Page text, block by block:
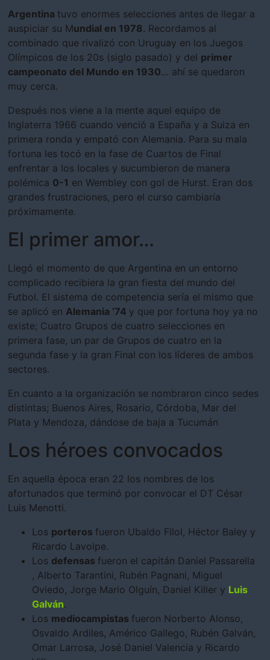
Argentina tuvo enormes selecciones antes de llegar a
auspiciar su Mundial en 1978. Recordamos al
combinado que rivalizó con Uruguay en los Juegos
Olímpicos de los 20s (siglo pasado) y del primer
campeonato del Mundo en 1930… ahí se quedaron
muy cerca.
Después nos viene a la mente aquel equipo de
Inglaterra 1966 cuando venció a España y a Suiza en
primera ronda y empató con Alemania. Para su mala
fortuna les tocó en la fase de Cuartos de Final
enfrentar a los locales y sucumbieron de manera
polémica 0-1 en Wembley con gol de Hurst. Eran dos
grandes frustraciones, pero el curso cambiaría
próximamente.
El primer amor…
Llegó el momento de que Argentina en un entorno
complicado recibiera la gran fiesta del mundo del
Futbol. El sistema de competencia sería el mismo que
se aplicó en Alemania ’74 y que por fortuna hoy ya no
existe; Cuatro Grupos de cuatro selecciones en
primera fase, un par de Grupos de cuatro en la
segunda fase y la gran Final con los líderes de ambos
sectores.
En cuanto a la organización se nombraron cinco sedes
distintas; Buenos Aires, Rosario, Córdoba, Mar del
Plata y Mendoza, dándose de baja a Tucumán
Los héroes convocados
En aquella época eran 22 los nombres de los
afortunados que terminó por convocar el DT César
Luis Menotti.
Los porteros fueron Ubaldo Fllol, Héctor Baley y
Ricardo Lavolpe.
Los defensas fueron el capitán Daniel Passarella
, Alberto Tarantini, Rubén Pagnani, Miguel
Oviedo, Jorge Mario Olguín, Daniel Killer y Luis
Galván.
Los mediocampistas fueron Norberto Alonso,
Osvaldo Ardiles, Américo Gallego, Rubén Galván,
Omar Larrosa, José Daniel Valencia y Ricardo